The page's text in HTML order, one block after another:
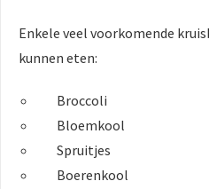
Enkele veel voorkomende
kunnen eten:
Broccoli
Bloemkool
Spruitjes
Boerenkool